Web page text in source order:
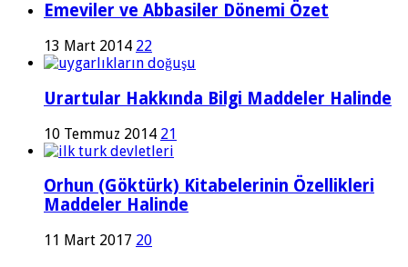
Emeviler ve Abbasiler Dönemi Özet
13 Mart 2014 22
Urartular Hakkında Bilgi Maddeler Halinde
10 Temmuz 2014 21
Orhun (Göktürk) Kitabelerinin Özellikleri
Maddeler Halinde
11 Mart 2017 20